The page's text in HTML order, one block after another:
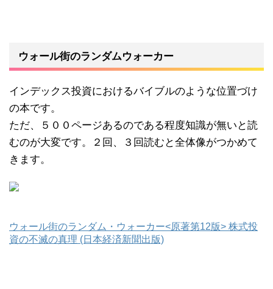
ウォール街のランダムウォーカー
インデックス投資におけるバイブルのような位置づけ
の本です。
ただ、５００ページあるのである程度知識が無いと読
むのが大変です。２回、３回読むと全体像がつかめて
きます。
ウォール街のランダム・ウォーカー<原著第12版> 株式投
資の不滅の真理 (日本経済新聞出版)